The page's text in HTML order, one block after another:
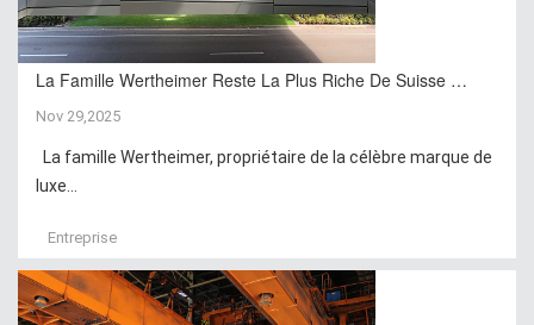
La Famille Wertheimer Reste La Plus Riche De Suisse …
Nov 29,2025
La famille Wertheimer, propriétaire de la célèbre marque de
luxe...
Entreprise